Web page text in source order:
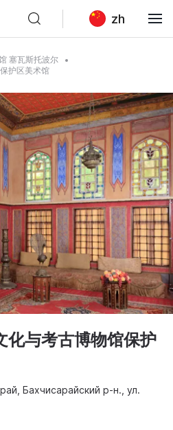
zh
塞瓦斯托波尔
护区美术馆
化与考古博物馆保护
Бахчисарайский р-н., ул.